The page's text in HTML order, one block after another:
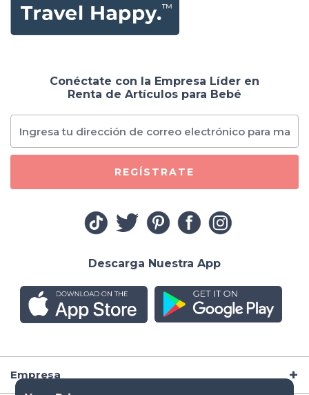
Empresa
Conéctate con la Empresa Líder en
Renta de Artículos para Bebé
REGÍSTRATE
Descarga Nuestra App